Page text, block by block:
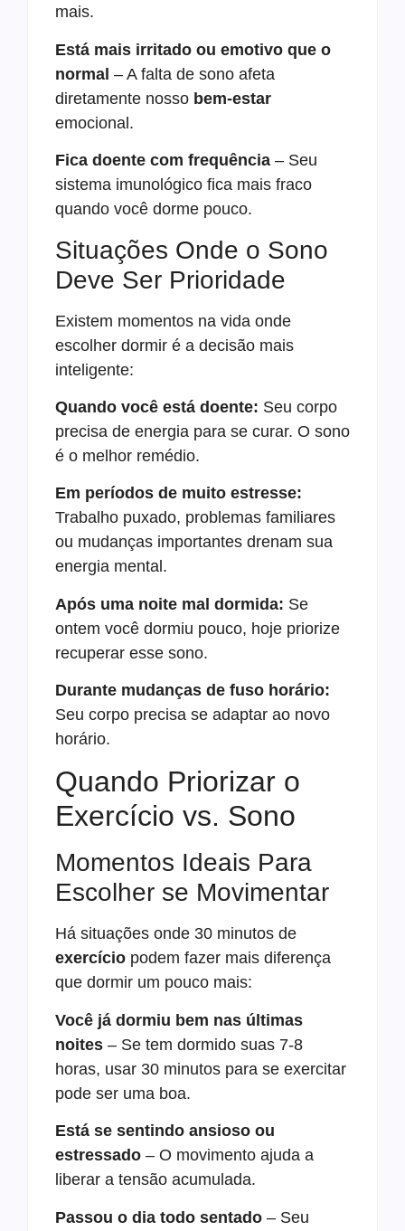
mais.
Está mais irritado ou emotivo que o
normal – A falta de sono afeta
diretamente nosso bem-estar
emocional.
Fica doente com frequência – Seu
sistema imunológico fica mais fraco
quando você dorme pouco.
Situações Onde o Sono
Deve Ser Prioridade
Existem momentos na vida onde
escolher dormir é a decisão mais
inteligente:
Quando você está doente: Seu corpo
precisa de energia para se curar. O sono
é o melhor remédio.
Em períodos de muito estresse:
Trabalho puxado, problemas familiares
ou mudanças importantes drenam sua
energia mental.
Após uma noite mal dormida: Se
ontem você dormiu pouco, hoje priorize
recuperar esse sono.
Durante mudanças de fuso horário:
Seu corpo precisa se adaptar ao novo
horário.
Quando Priorizar o
Exercício vs. Sono
Momentos Ideais Para
Escolher se Movimentar
Há situações onde 30 minutos de
exercício podem fazer mais diferença
que dormir um pouco mais:
Você já dormiu bem nas últimas
noites – Se tem dormido suas 7-8
horas, usar 30 minutos para se exercitar
pode ser uma boa.
Está se sentindo ansioso ou
estressado – O movimento ajuda a
liberar a tensão acumulada.
Passou o dia todo sentado – Seu